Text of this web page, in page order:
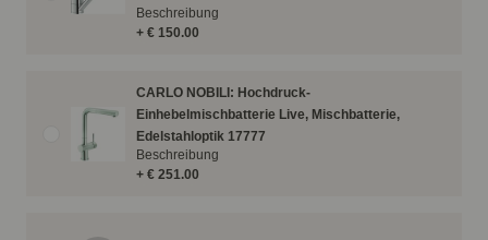
+ € 150.00
Beschreibung
CARLO NOBILI: Hochdruck-
Einhebelmischbatterie Live, Mischbatterie,
Edelstahloptik 17777
+ € 251.00
Beschreibung